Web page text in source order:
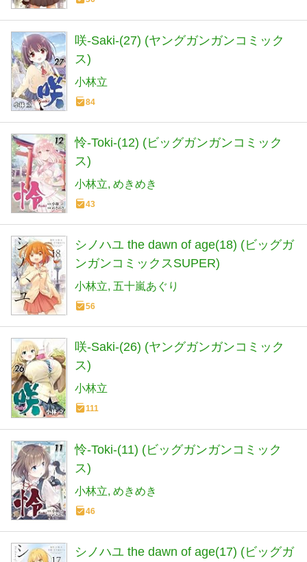
咲-Saki-(27) (ヤングガンガンコミック
ス)
小林立
84
怜-Toki-(12) (ビッグガンガンコミック
ス)
小林立 めきめき
43
シノハユ the dawn of age(18) (ビッグガ
ンガンコミックスSUPER)
小林立 五十嵐あぐり
56
咲-Saki-(26) (ヤングガンガンコミック
ス)
小林立
111
怜-Toki-(11) (ビッグガンガンコミック
ス)
小林立 めきめき
46
シノハユ the dawn of age(17) (ビッグガ